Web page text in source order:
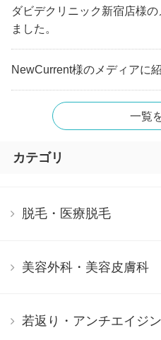
ダビデクリニック新宿店様
ました。
NewCurrent様のメディアに
一覧
カテゴリ
脱毛・医療脱毛
美容外科・美容皮膚科
若返り・アンチエイジ